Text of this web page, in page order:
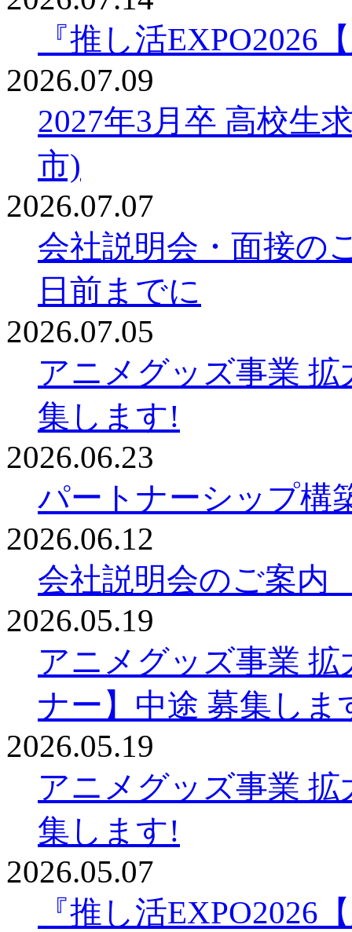
『推し活EXPO2026
2026.07.09
2027年3月卒 高校生
市)
2026.07.07
会社説明会・面接
日前までに
2026.07.05
アニメグッズ事業
集します!
2026.06.23
パートナーシップ構
2026.06.12
会社説明会のご案
2026.05.19
アニメグッズ事業
ナー】中途 募集しま
2026.05.19
アニメグッズ事業
集します!
2026.05.07
『推し活EXPO2026